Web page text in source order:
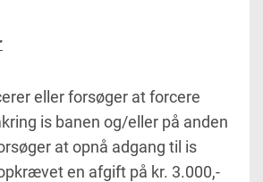
eller forsøger at forcere
is banen og/eller på anden
at opnå adgang til is
en afgift på kr. 3.000,-